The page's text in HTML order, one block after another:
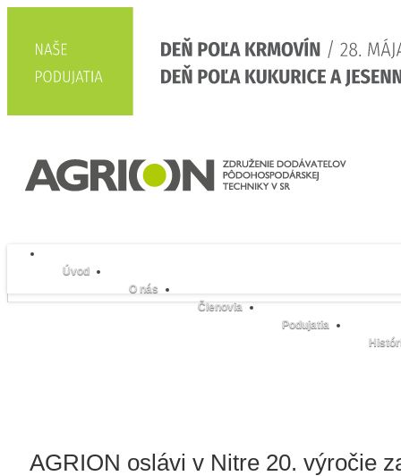
Úvod
O nás
Členovia
Podujatia
AGRION oslávi v Nitre 20. výročie